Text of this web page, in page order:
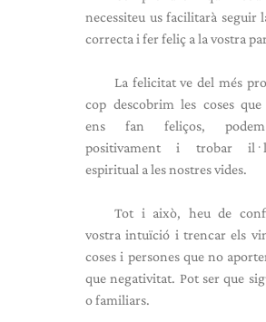
necessiteu us facilitarà seguir
correcta i fer feliç a la vostra
La felicitat ve del més
cop descobrim les coses
ens fan feliços,
positivament i trobar
espiritual a les nostres vides.
Tot i això, heu de
vostra intuïció i trencar els
coses i persones que no
que negativitat. Pot ser que
o familiars.